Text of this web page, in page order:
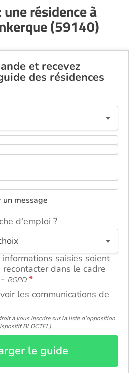
résidence à
(59140)
et recevez
des résidences
un message
d'emploi ?
informations saisies soient
dans le cadre
RGPD
les communications de
à vous inscrire sur la liste d'opposition
BLOCTEL).
le guide
ou